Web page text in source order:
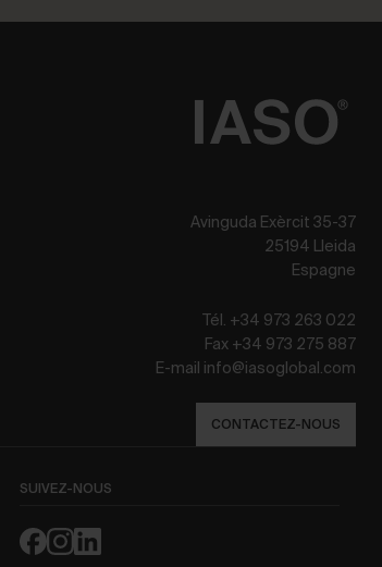
SUIVEZ-NOUS
Avinguda Exèrcit 35-37
25194 Lleida
Espagne
Tél. +34 973 263 022
Fax +34 973 275 887
E-mail info@iasoglobal.com
CONTACTEZ-NOUS